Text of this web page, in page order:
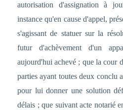
autorisation d'assignation à
instance qu'en cause d'appel,
s'agissant de statuer sur la
futur d'achèvement d'un
aujourd'hui achevé ; que la cour
parties ayant toutes deux conclu
pour lui donner une solution
délais ; que suivant acte notarié